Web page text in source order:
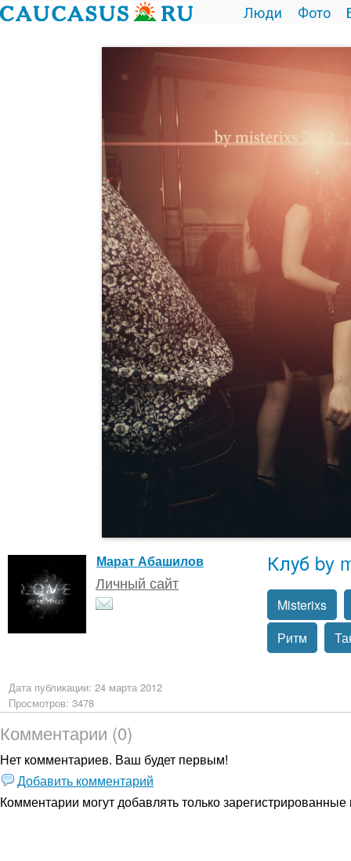
Люди Фото
Марат Абашилов
Личный сайт
Клуб by
Misterixs
Ритм
Дата публикации: 24 марта 2012
Просмотров: 3478
Комментарии (0)
Нет комментариев. Ваш будет первым!
Добавить комментарий
Комментарии могут добавлять толькозарегистрированные